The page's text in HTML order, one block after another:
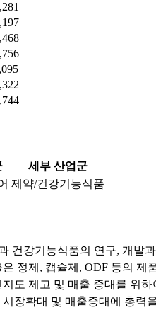
세부 산업군
제약/건강기능식품
건강기능식품의 연구, 개발
정제, 캡슐제, ODF 등의 제
도 제고 및 매출 증대를 위하
장확대 및 매출증대에 총력